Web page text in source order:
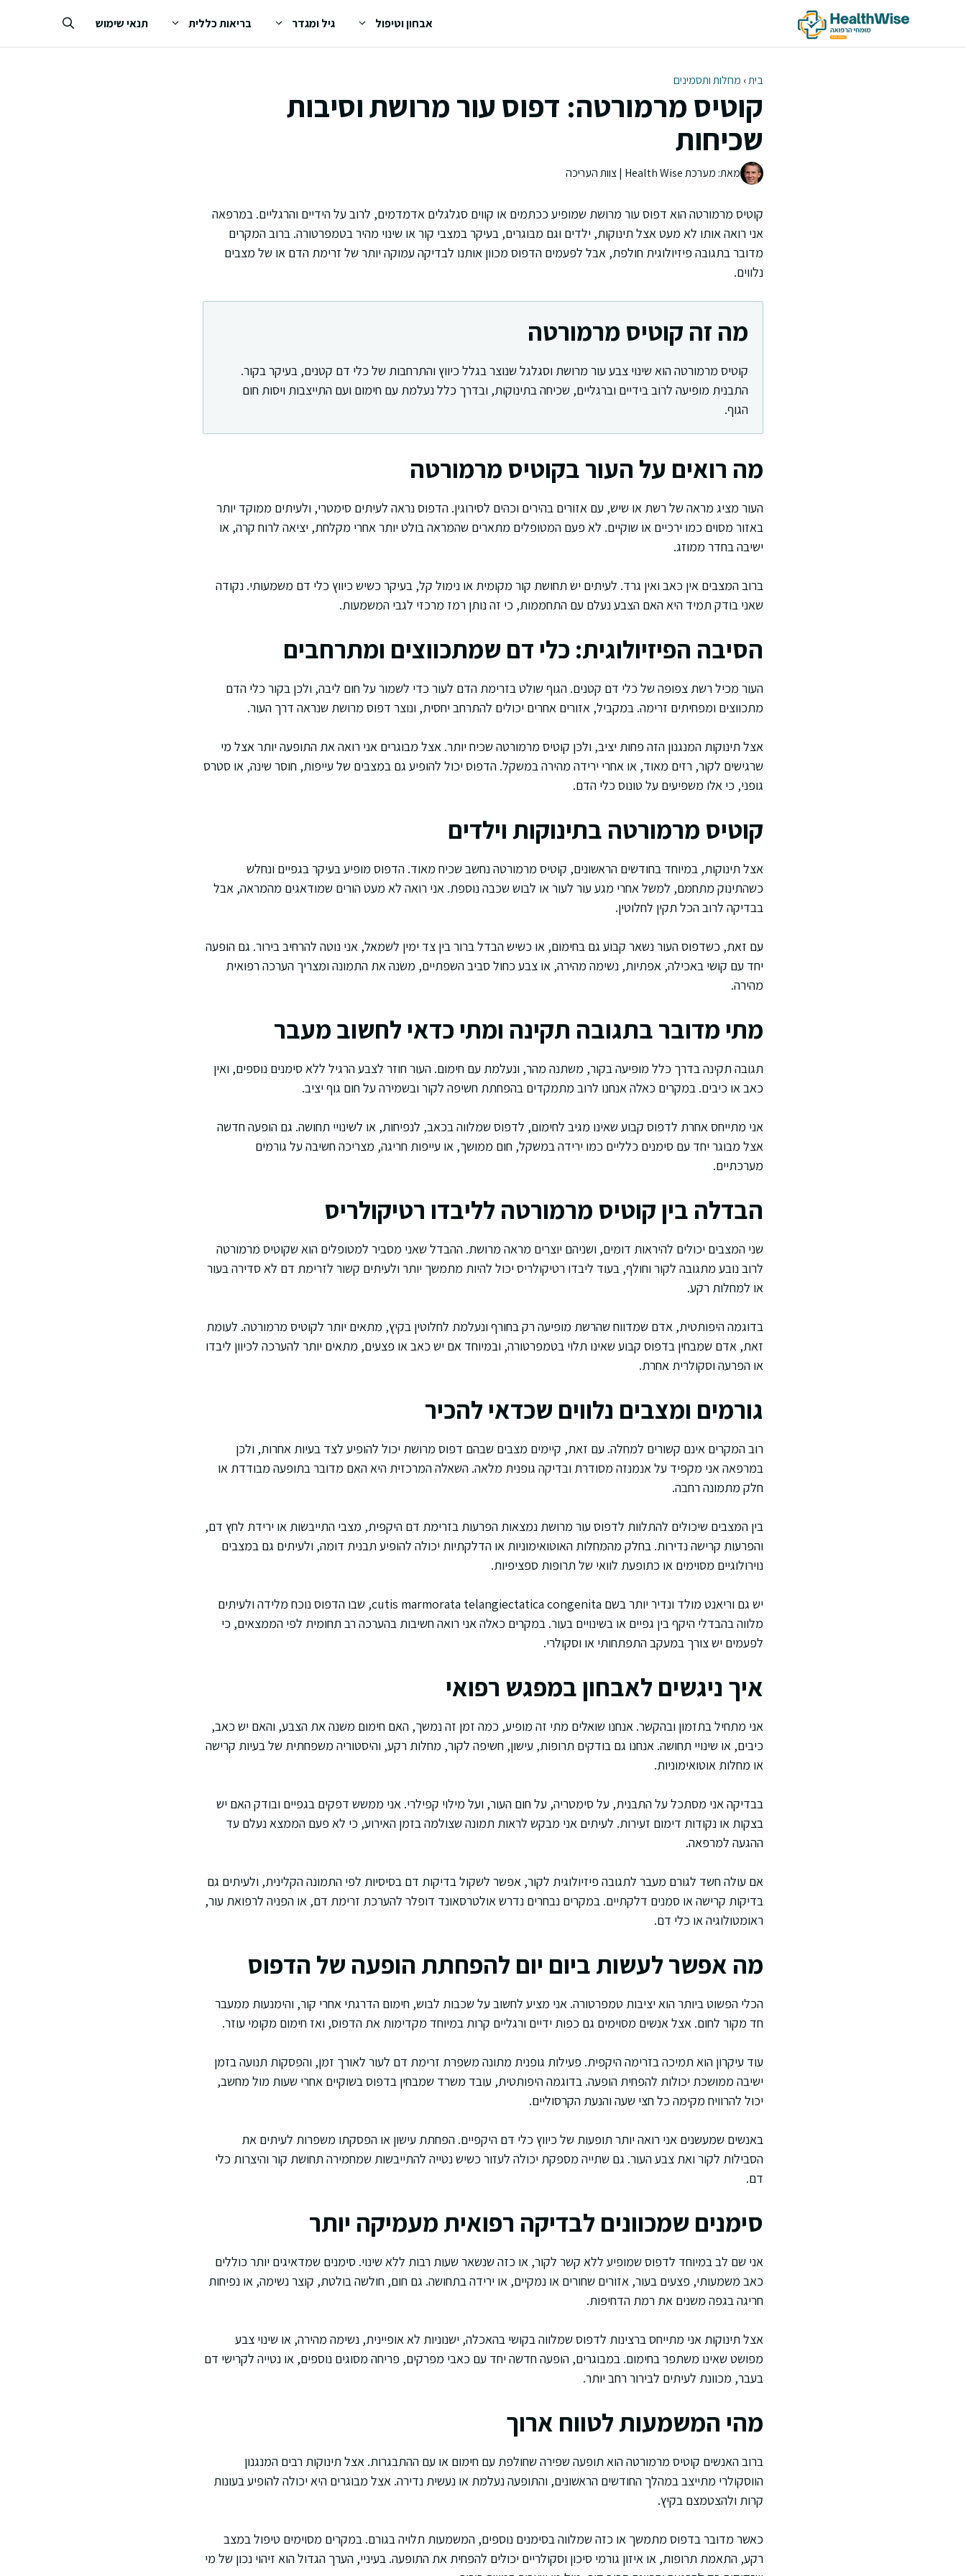
אבחון וטיפול גיל ומגדר בריאות כללית תנאי שימוש
בית› מחלות ותסמינים
קוטיס מרמורטה: דפוס עור מרושת וסיבות
שכיחות
מאת: מערכת Health Wise | צוות העריכה
קוטיס מרמורטה הוא דפוס עור מרושת שמופיע ככתמים או קווים סגלגלים אדמדמים, לרוב על הידיים והרגליים. במרפאה
אני רואה אותו לא מעט אצל תינוקות, ילדים וגם מבוגרים, בעיקר במצבי קור או שינוי מהיר בטמפרטורה. ברוב המקרים
מדובר בתגובה פיזיולוגית חולפת, אבל לפעמים הדפוס מכוון אותנו לבדיקה עמוקה יותר של זרימת הדם או של מצבים
נלווים.
מה זה קוטיס מרמורטה
קוטיס מרמורטה הוא שינוי צבע עור מרושת וסגלגל שנוצר בגלל כיווץ והתרחבות של כלי דם קטנים, בעיקר בקור.
התבנית מופיעה לרוב בידיים וברגליים, שכיחה בתינוקות, ובדרך כלל נעלמת עם חימום ועם התייצבות ויסות חום
הגוף.
מה רואים על העור בקוטיס מרמורטה
העור מציג מראה של רשת או שיש, עם אזורים בהירים וכהים לסירוגין. הדפוס נראה לעיתים סימטרי, ולעיתים ממוקד יותר
באזור מסוים כמו ירכיים או שוקיים. לא פעם המטופלים מתארים שהמראה בולט יותר אחרי מקלחת, יציאה לרוח קרה, או
ישיבה בחדר ממוזג.
ברוב המצבים אין כאב ואין גרד. לעיתים יש תחושת קור מקומית או נימול קל, בעיקר כשיש כיווץ כלי דם משמעותי. נקודה
שאני בודק תמיד היא האם הצבע נעלם עם התחממות, כי זה נותן רמז מרכזי לגבי המשמעות.
הסיבה הפיזיולוגית: כלי דם שמתכווצים ומתרחבים
העור מכיל רשת צפופה של כלי דם קטנים. הגוף שולט בזרימת הדם לעור כדי לשמור על חום ליבה, ולכן בקור כלי הדם
מתכווצים ומפחיתים זרימה. במקביל, אזורים אחרים יכולים להתרחב יחסית, ונוצר דפוס מרושת שנראה דרך העור.
אצל תינוקות המנגנון הזה פחות יציב, ולכן קוטיס מרמורטה שכיח יותר. אצל מבוגרים אני רואה את התופעה יותר אצל מי
שרגישים לקור, רזים מאוד, או אחרי ירידה מהירה במשקל. הדפוס יכול להופיע גם במצבים של עייפות, חוסר שינה, או סטרס
גופני, כי אלו משפיעים על טונוס כלי הדם.
קוטיס מרמורטה בתינוקות וילדים
אצל תינוקות, במיוחד בחודשים הראשונים, קוטיס מרמורטה נחשב שכיח מאוד. הדפוס מופיע בעיקר בגפיים ונחלש
כשהתינוק מתחמם, למשל אחרי מגע עור לעור או לבוש שכבה נוספת. אני רואה לא מעט הורים שמודאגים מהמראה, אבל
בבדיקה לרוב הכל תקין לחלוטין.
עם זאת, כשדפוס העור נשאר קבוע גם בחימום, או כשיש הבדל ברור בין צד ימין לשמאל, אני נוטה להרחיב בירור. גם הופעה
יחד עם קושי באכילה, אפתיות, נשימה מהירה, או צבע כחול סביב השפתיים, משנה את התמונה ומצריך הערכה רפואית
מהירה.
מתי מדובר בתגובה תקינה ומתי כדאי לחשוב מעבר
תגובה תקינה בדרך כלל מופיעה בקור, משתנה מהר, ונעלמת עם חימום. העור חוזר לצבע הרגיל ללא סימנים נוספים, ואין
כאב או כיבים. במקרים כאלה אנחנו לרוב מתמקדים בהפחתת חשיפה לקור ובשמירה על חום גוף יציב.
אני מתייחס אחרת לדפוס קבוע שאינו מגיב לחימום, לדפוס שמלווה בכאב, לנפיחות, או לשינויי תחושה. גם הופעה חדשה
אצל מבוגר יחד עם סימנים כלליים כמו ירידה במשקל, חום ממושך, או עייפות חריגה, מצריכה חשיבה על גורמים
מערכתיים.
הבדלה בין קוטיס מרמורטה לליבדו רטיקולריס
שני המצבים יכולים להיראות דומים, ושניהם יוצרים מראה מרושת. ההבדל שאני מסביר למטופלים הוא שקוטיס מרמורטה
לרוב נובע מתגובה לקור וחולף, בעוד ליבדו רטיקולריס יכול להיות מתמשך יותר ולעיתים קשור לזרימת דם לא סדירה בעור
או למחלות רקע.
בדוגמה היפותטית, אדם שמדווח שהרשת מופיעה רק בחורף ונעלמת לחלוטין בקיץ, מתאים יותר לקוטיס מרמורטה. לעומת
זאת, אדם שמבחין בדפוס קבוע שאינו תלוי בטמפרטורה, ובמיוחד אם יש כאב או פצעים, מתאים יותר להערכה לכיוון ליבדו
או הפרעה וסקולרית אחרת.
גורמים ומצבים נלווים שכדאי להכיר
רוב המקרים אינם קשורים למחלה. עם זאת, קיימים מצבים שבהם דפוס מרושת יכול להופיע לצד בעיות אחרות, ולכן
במרפאה אני מקפיד על אנמנזה מסודרת ובדיקה גופנית מלאה. השאלה המרכזית היא האם מדובר בתופעה מבודדת או
חלק מתמונה רחבה.
בין המצבים שיכולים להתלוות לדפוס עור מרושת נמצאות הפרעות בזרימת דם היקפית, מצבי התייבשות או ירידת לחץ דם,
והפרעות קרישה נדירות. בחלק מהמחלות האוטואימוניות או הדלקתיות יכולה להופיע תבנית דומה, ולעיתים גם במצבים
נוירולוגיים מסוימים או כתופעת לוואי של תרופות ספציפיות.
יש גם וריאנט מולד ונדיר יותר בשם cutis marmorata telangiectatica congenita, שבו הדפוס נוכח מלידה ולעיתים
מלווה בהבדלי היקף בין גפיים או בשינויים בעור. במקרים כאלה אני רואה חשיבות בהערכה רב תחומית לפי הממצאים, כי
לפעמים יש צורך במעקב התפתחותי או וסקולרי.
איך ניגשים לאבחון במפגש רפואי
אני מתחיל בתזמון ובהקשר. אנחנו שואלים מתי זה מופיע, כמה זמן זה נמשך, האם חימום משנה את הצבע, והאם יש כאב,
כיבים, או שינויי תחושה. אנחנו גם בודקים תרופות, עישון, חשיפה לקור, מחלות רקע, והיסטוריה משפחתית של בעיות קרישה
או מחלות אוטואימוניות.
בבדיקה אני מסתכל על התבנית, על סימטריה, על חום העור, ועל מילוי קפילרי. אני ממשש דפקים בגפיים ובודק האם יש
בצקות או נקודות דימום זעירות. לעיתים אני מבקש לראות תמונה שצולמה בזמן האירוע, כי לא פעם הממצא נעלם עד
ההגעה למרפאה.
אם עולה חשד לגורם מעבר לתגובה פיזיולוגית לקור, אפשר לשקול בדיקות דם בסיסיות לפי התמונה הקלינית, ולעיתים גם
בדיקות קרישה או סמנים דלקתיים. במקרים נבחרים נדרש אולטרסאונד דופלר להערכת זרימת דם, או הפניה לרפואת עור,
ראומטולוגיה או כלי דם.
מה אפשר לעשות ביום יום להפחתת הופעה של הדפוס
הכלי הפשוט ביותר הוא יציבות טמפרטורה. אני מציע לחשוב על שכבות לבוש, חימום הדרגתי אחרי קור, והימנעות ממעבר
חד מקור לחום. אצל אנשים מסוימים גם כפות ידיים ורגליים קרות במיוחד מקדימות את הדפוס, ואז חימום מקומי עוזר.
עוד עיקרון הוא תמיכה בזרימה היקפית. פעילות גופנית מתונה משפרת זרימת דם לעור לאורך זמן, והפסקות תנועה בזמן
ישיבה ממושכת יכולות להפחית הופעה. בדוגמה היפותטית, עובד משרד שמבחין בדפוס בשוקיים אחרי שעות מול מחשב,
יכול להרוויח מקימה כל חצי שעה והנעת הקרסוליים.
באנשים שמעשנים אני רואה יותר תופעות של כיווץ כלי דם היקפיים. הפחתת עישון או הפסקתו משפרות לעיתים את
הסבילות לקור ואת צבע העור. גם שתייה מספקת יכולה לעזור כשיש נטייה להתייבשות שמחמירה תחושת קור והיצרות כלי
דם.
סימנים שמכוונים לבדיקה רפואית מעמיקה יותר
אני שם לב במיוחד לדפוס שמופיע ללא קשר לקור, או כזה שנשאר שעות רבות ללא שינוי. סימנים שמדאיגים יותר כוללים
כאב משמעותי, פצעים בעור, אזורים שחורים או נמקיים, או ירידה בתחושה. גם חום, חולשה בולטת, קוצר נשימה, או נפיחות
חריגה בגפה משנים את רמת הדחיפות.
אצל תינוקות אני מתייחס ברצינות לדפוס שמלווה בקושי בהאכלה, ישנוניות לא אופיינית, נשימה מהירה, או שינוי צבע
מפושט שאינו משתפר בחימום. במבוגרים, הופעה חדשה יחד עם כאבי מפרקים, פריחה מסוגים נוספים, או נטייה לקרישי דם
בעבר, מכוונת לעיתים לבירור רחב יותר.
מהי המשמעות לטווח ארוך
ברוב האנשים קוטיס מרמורטה הוא תופעה שפירה שחולפת עם חימום או עם ההתבגרות. אצל תינוקות רבים המנגנון
הווסקולרי מתייצב במהלך החודשים הראשונים, והתופעה נעלמת או נעשית נדירה. אצל מבוגרים היא יכולה להופיע בעונות
קרות ולהצטמצם בקיץ.
כאשר מדובר בדפוס מתמשך או כזה שמלווה בסימנים נוספים, המשמעות תלויה בגורם. במקרים מסוימים טיפול במצב
רקע, התאמת תרופות, או איזון גורמי סיכון וסקולריים יכולים להפחית את התופעה. בעיניי, הערך הגדול הוא זיהוי נכון של מי